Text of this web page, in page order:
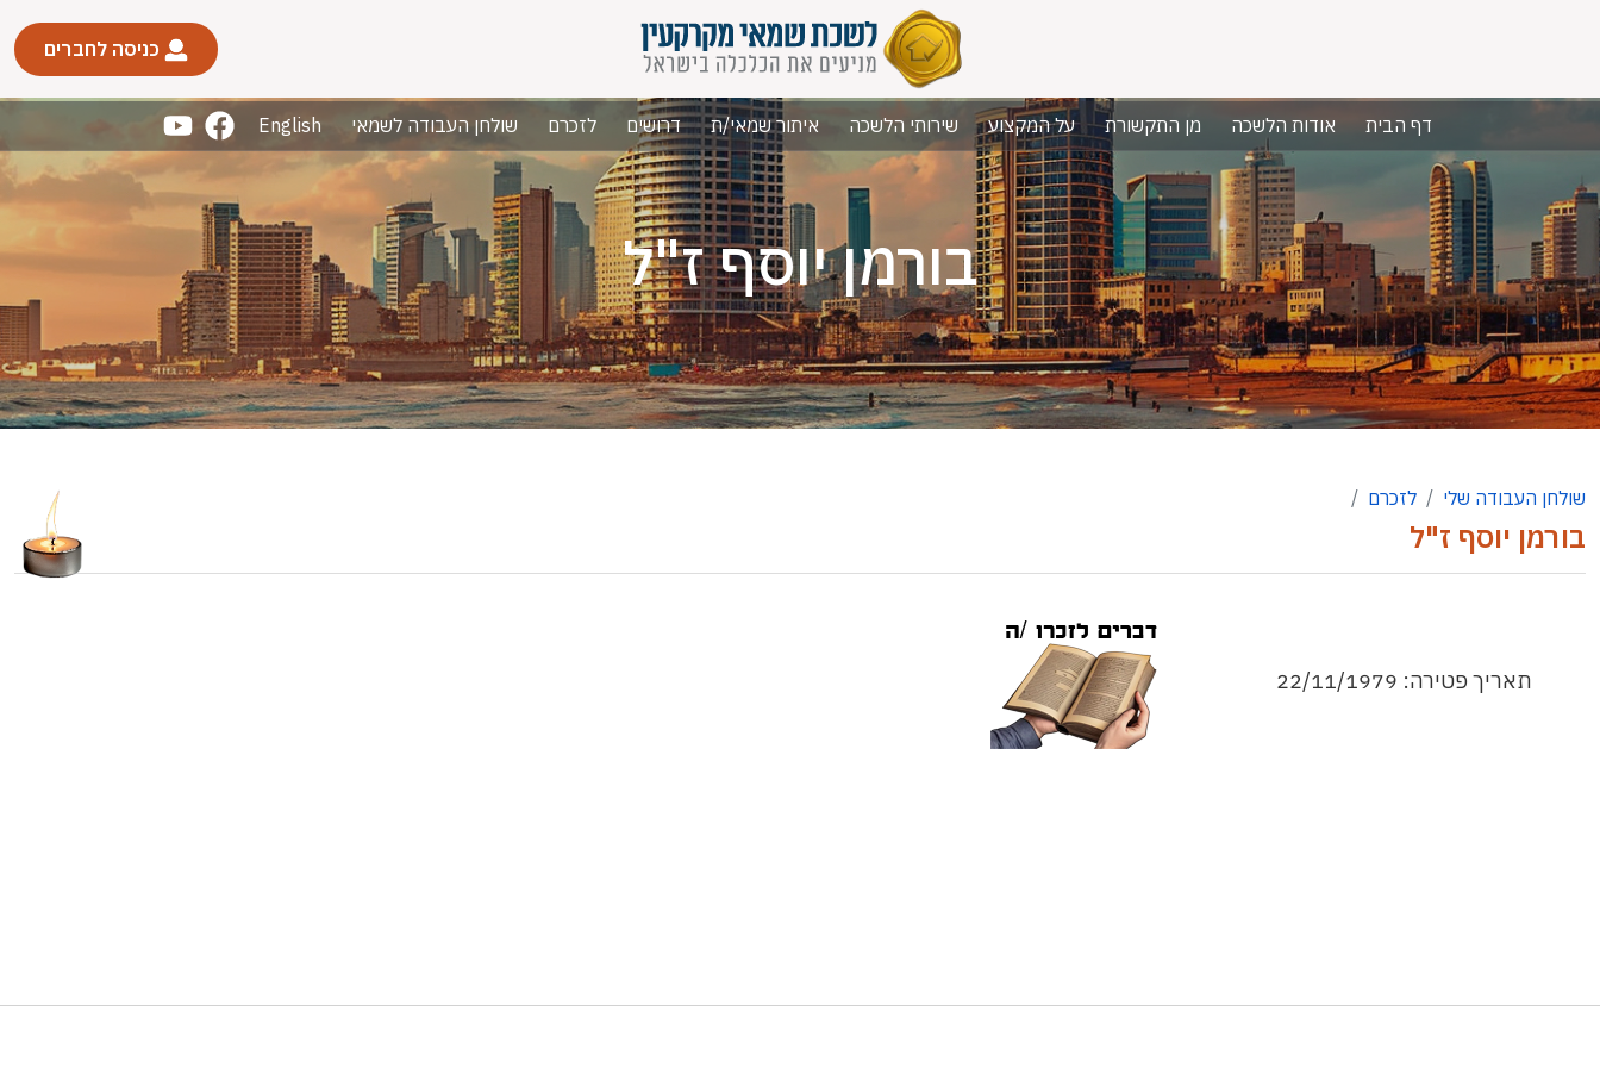
כניסה לחברים
דף הבית אודות הלשכה מן התקשורת על המקצוע שירותי הלשכה איתור שמאי/ת דרושים לזכרם שולחן העבודה לשמאי English
בורמן יוסף ז"ל
שולחן העבודה שלי לזכרם
בורמן יוסף ז"ל
תאריך פטירה: 22/11/1979